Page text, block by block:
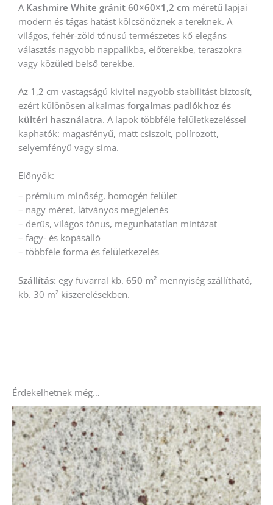
A Kashmire White gránit 60×60×1,2 cm méretű lapjai
modern és tágas hatást kölcsönöznek a tereknek. A
világos, fehér-zöld tónusú természetes kő elegáns
választás nagyobb nappalikba, előterekbe, teraszokra
vagy közületi belső terekbe.
Az 1,2 cm vastagságú kivitel nagyobb stabilitást biztosít,
ezért különösen alkalmas forgalmas padlókhoz és
kültéri használatra. A lapok többféle felületkezeléssel
kaphatók: magasfényű, matt csiszolt, polírozott,
selyemfényű vagy sima.
Előnyök:
– prémium minőség, homogén felület
– nagy méret, látványos megjelenés
– derűs, világos tónus, megunhatatlan mintázat
– fagy- és kopásálló
– többféle forma és felületkezelés
Szállítás: egy fuvarral kb. 650 m² mennyiség szállítható,
kb. 30 m² kiszerelésekben.
Érdekelhetnek még…